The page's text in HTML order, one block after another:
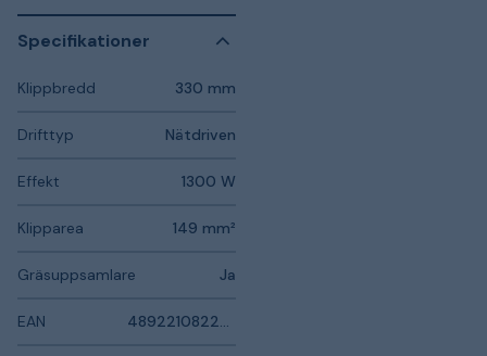
Specifikationer
Klippbredd 330 mm
Drifttyp Nätdriven
Effekt 1300 W
Klipparea 149 mm²
Gräsuppsamlare Ja
EAN